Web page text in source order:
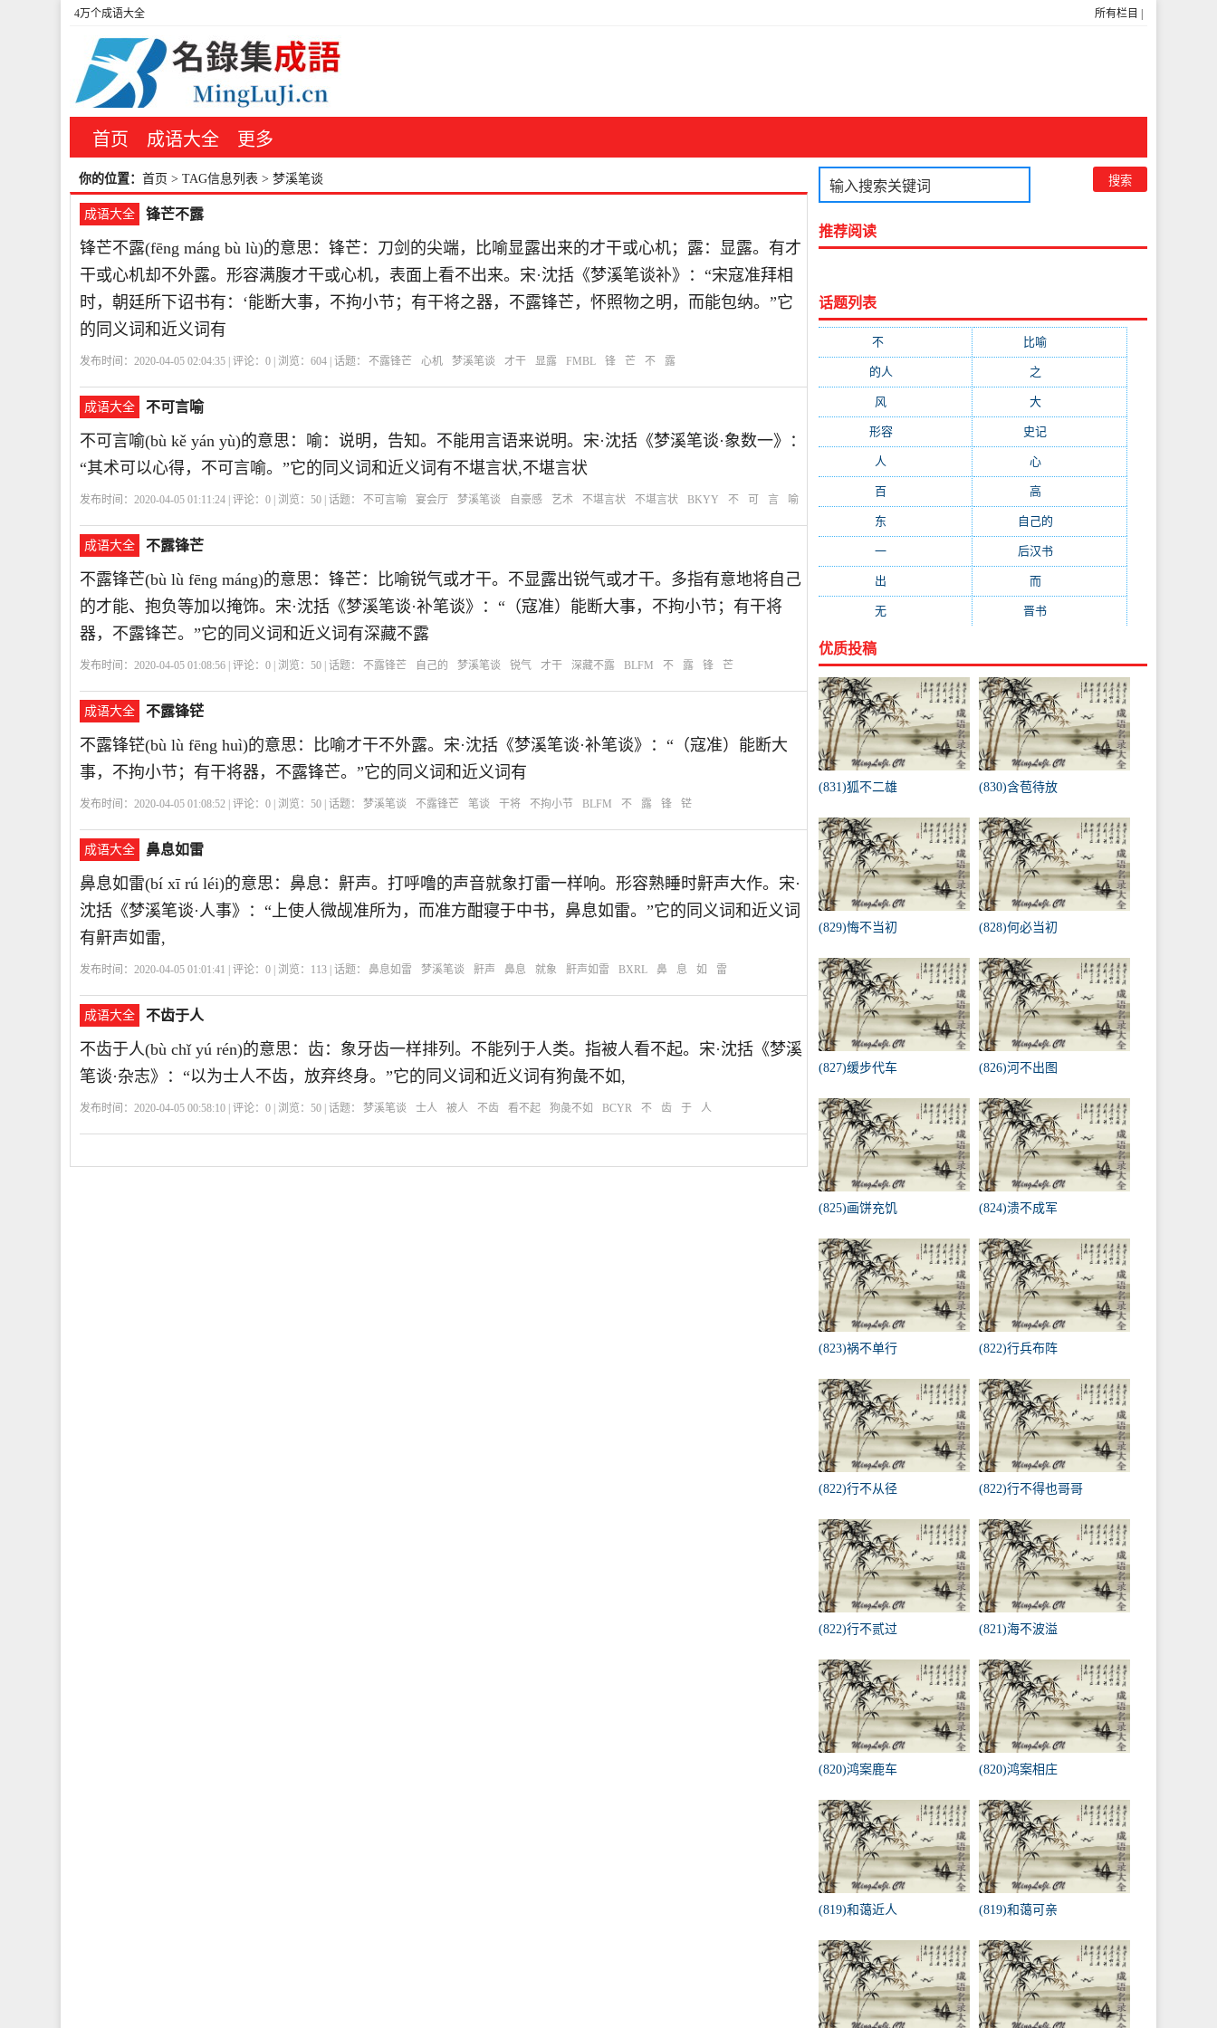
所有栏目
4万个成语大全
首页 成语大全 更多
你的位置： 首页 > TAG信息列表 > 梦溪笔谈
成语大全 锋芒不露
锋芒不露(fēng máng bù lù)的意思：锋芒：刀剑的尖端，比喻显露出来的才干或心机；露：显露。有才
干或心机却不外露。形容满腹才干或心机，表面上看不出来。宋·沈括《梦溪笔谈补》：“宋寇准拜相
时，朝廷所下诏书有：‘能断大事，不拘小节；有干将之器，不露锋芒，怀照物之明，而能包纳。”它
的同义词和近义词有
发布时间：2020-04-05 02:04:35 | 评论： 0 | 浏览： 604 | 话题： 不露锋芒 心机 梦溪笔谈 才干 显露 FMBL 锋 芒 不 露
成语大全 不可言喻
不可言喻(bù kě yán yù)的意思：喻：说明，告知。不能用言语来说明。宋·沈括《梦溪笔谈·象数一》：
“其术可以心得，不可言喻。”它的同义词和近义词有不堪言状,不堪言状
发布时间：2020-04-05 01:11:24 | 评论： 0 | 浏览： 50 | 话题： 不可言喻 宴会厅 梦溪笔谈 自豪感 艺术 不堪言状 不堪言状 BKYY 不 可 言 喻
成语大全 不露锋芒
不露锋芒(bù lù fēng máng)的意思：锋芒：比喻锐气或才干。不显露出锐气或才干。多指有意地将自己
的才能、抱负等加以掩饰。宋·沈括《梦溪笔谈·补笔谈》：“（寇准）能断大事，不拘小节；有干将
器，不露锋芒。”它的同义词和近义词有深藏不露
发布时间：2020-04-05 01:08:56 | 评论： 0 | 浏览： 50 | 话题： 不露锋芒 自己的 梦溪笔谈 锐气 才干 深藏不露 BLFM 不 露 锋 芒
成语大全 不露锋铓
不露锋铓(bù lù fēng huì)的意思：比喻才干不外露。宋·沈括《梦溪笔谈·补笔谈》：“（寇准）能断大
事，不拘小节；有干将器，不露锋芒。”它的同义词和近义词有
发布时间：2020-04-05 01:08:52 | 评论： 0 | 浏览： 50 | 话题： 梦溪笔谈 不露锋芒 笔谈 干将 不拘小节 BLFM 不 露 锋 铓
成语大全 鼻息如雷
鼻息如雷(bí xī rú léi)的意思：鼻息：鼾声。打呼噜的声音就象打雷一样响。形容熟睡时鼾声大作。宋·
沈括《梦溪笔谈·人事》：“上使人微觇准所为，而准方酣寝于中书，鼻息如雷。”它的同义词和近义词
有鼾声如雷,
发布时间：2020-04-05 01:01:41 | 评论： 0 | 浏览： 113 | 话题： 鼻息如雷 梦溪笔谈 鼾声 鼻息 就象 鼾声如雷 BXRL 鼻 息 如 雷
成语大全 不齿于人
不齿于人(bù chǐ yú rén)的意思：齿：象牙齿一样排列。不能列于人类。指被人看不起。宋·沈括《梦溪
笔谈·杂志》：“以为士人不齿，放弃终身。”它的同义词和近义词有狗彘不如,
发布时间：2020-04-05 00:58:10 | 评论： 0 | 浏览： 50 | 话题： 梦溪笔谈 士人 被人 不齿 看不起 狗彘不如 BCYR 不 齿 于 人
推荐阅读
话题列表
不(1048) 比喻
的人 之
风 大(292)
形容(281) 史记
人 心(200)
百 高(190)
东 自己的
一 后汉书(177)
出 而(164)
无 晋书
优质投稿
(831)狐不二雄 (830)含苞待放
(829)悔不当初 (828)何必当初
(827)缓步代车 (826)河不出图
(825)画饼充饥 (824)溃不成军
(823)祸不单行 (822)行兵布阵
(822)行不从径 (822)行不得也哥哥
(822)行不贰过 (821)海不波溢
(820)鸿案鹿车 (820)鸿案相庄
(819)和蔼近人 (819)和蔼可亲